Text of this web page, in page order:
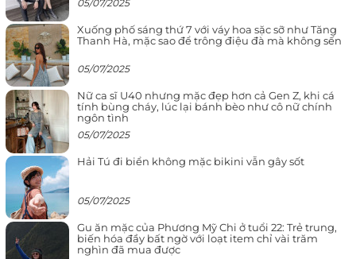
05/07/2025
Xuống phố sáng thứ 7 với váy hoa sặc sỡ như Tăng
Thanh Hà, mặc sao để trông điệu đà mà không sến
05/07/2025
Nữ ca sĩ U40 nhưng mặc đẹp hơn cả Gen Z, khi cá
tính bùng cháy, lúc lại bánh bèo như cô nữ chính
ngôn tình
05/07/2025
Hải Tú đi biển không mặc bikini vẫn gây sốt
05/07/2025
Gu ăn mặc của Phương Mỹ Chi ở tuổi 22: Trẻ trung,
biến hóa đầy bất ngờ với loạt item chỉ vài trăm
nghìn đã mua được